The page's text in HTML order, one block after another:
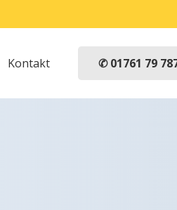
Kontakt ✆ 01761 79